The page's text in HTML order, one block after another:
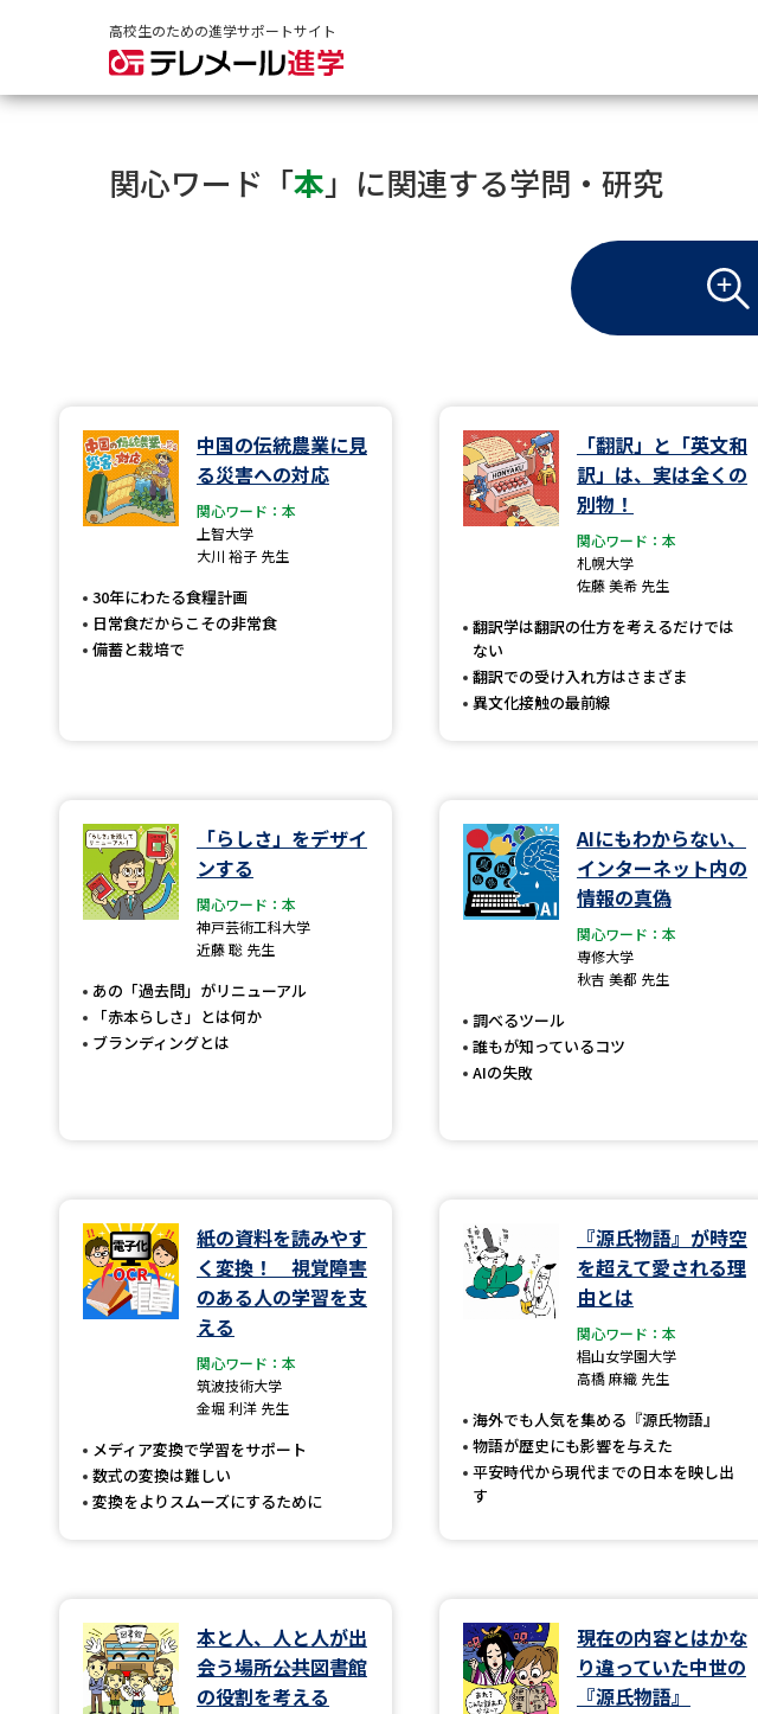
高校生のための進学サポートサイト
大
総
来
関心ワード「本」に関連する学問・研究
中国の伝統農業に見
る災害への対応
関心ワード：本
上智大学
大川 裕子 先生
30年にわたる食糧計画
日常食だからこその非常食
備蓄と栽培で
「翻訳」と「英文和
訳」は、実は全くの
別物！
関心ワード：本
札幌大学
佐藤 美希 先生
翻訳学は翻訳の仕方を考えるだけでは
ない
翻訳での受け入れ方はさまざま
異文化接触の最前線
「らしさ」をデザイ
ンする
関心ワード：本
神戸芸術工科大学
近藤 聡 先生
あの「過去問」がリニューアル
「赤本らしさ」とは何か
ブランディングとは
AIにもわからない、
インターネット内の
情報の真偽
関心ワード：本
専修大学
秋吉 美都 先生
調べるツール
誰もが知っているコツ
AIの失敗
紙の資料を読みやす
く変換！ 視覚障害
のある人の学習を支
える
関心ワード：本
筑波技術大学
金堀 利洋 先生
メディア変換で学習をサポート
数式の変換は難しい
変換をよりスムーズにするために
『源氏物語』が時空
を超えて愛される理
由とは
関心ワード：本
椙山女学園大学
高橋 麻織 先生
海外でも人気を集める『源氏物語』
物語が歴史にも影響を与えた
平安時代から現代までの日本を映し出
す
本と人、人と人が出
会う場所――公共図書館
の役割を考える
現在の内容とはかな
り違っていた中世の
『源氏物語』